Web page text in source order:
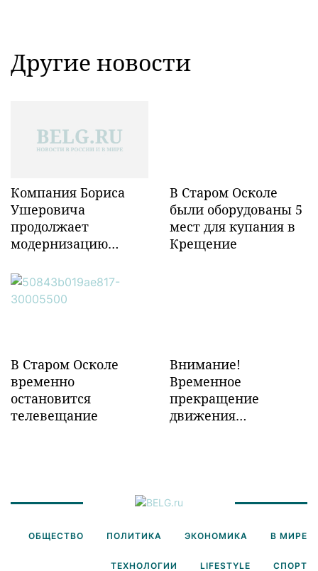
Другие новости
Компания Бориса
Ушеровича
продолжает
модернизацию
инфраструктуры в
Забайкалье
В Старом Осколе
были оборудованы 5
мест для купания в
Крещение
В Старом Осколе
временно
остановится
телевещание
Внимание!
Временное
прекращение
движения
ОБЩЕСТВО ПОЛИТИКА ЭКОНОМИКА В МИРЕ
ТЕХНОЛОГИИ LIFESTYLE СПОРТ